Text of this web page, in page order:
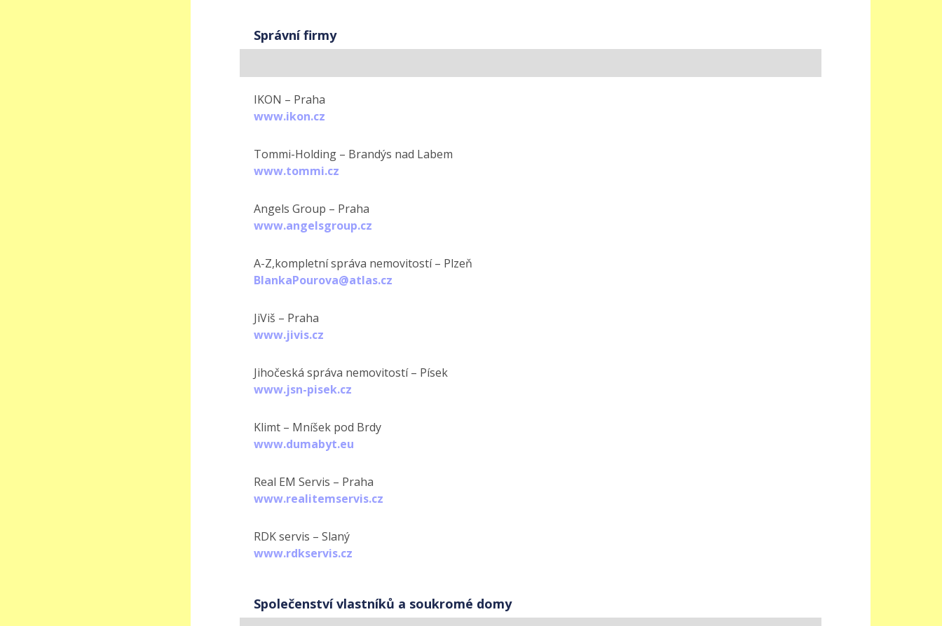
Správní firmy
IKON – Praha
www.ikon.cz
Tommi-Holding – Brandýs nad Labem
www.tommi.cz
Angels Group – Praha
www.angelsgroup.cz
A-Z,kompletní správa nemovitostí – Plzeň
BlankaPourova@atlas.cz
JiViš – Praha
www.jivis.cz
Jihočeská správa nemovitostí – Písek
www.jsn-pisek.cz
Klimt – Mníšek pod Brdy
www.dumabyt.eu
Real EM Servis – Praha
www.realitemservis.cz
RDK servis – Slaný
www.rdkservis.cz
Společenství vlastníků a soukromé domy